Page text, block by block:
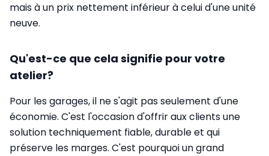
mais à un prix nettement inférieur à celui d'une unité
neuve.
Qu'est-ce que cela signifie pour votre
atelier?
Pour les garages, il ne s'agit pas seulement d'une
économie. C'est l'occasion d'offrir aux clients une
solution techniquement fiable, durable et qui
préserve les marges. C'est pourquoi un grand